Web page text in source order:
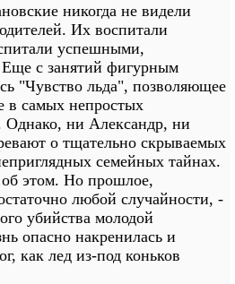
никогда не видели
Их воспитали
успешными,
с занятий фигурным
"Чувство льда", позволяющее
в самых непростых
Однако, ни Александр, ни
о тщательно скрываемых
семейных тайнах.
об этом. Но прошлое,
любой случайности, -
убийства молодой
опасно накренилась и
как лед из-под коньков